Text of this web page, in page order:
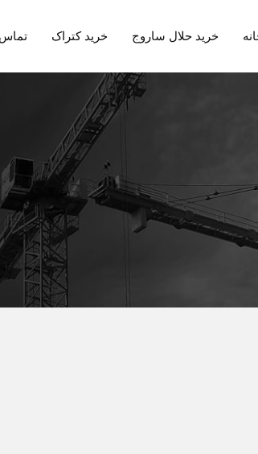
خرید حلال ساروج خرید کتراک تماس